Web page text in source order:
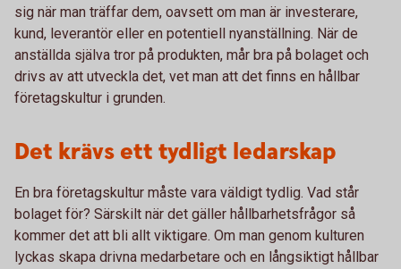
sig när man träffar dem, oavsett om man är investerare,
kund, leverantör eller en potentiell nyanställning. När de
anställda själva tror på produkten, mår bra på bolaget och
drivs av att utveckla det, vet man att det finns en hållbar
företagskultur i grunden.
Det krävs ett tydligt ledarskap
En bra företagskultur måste vara väldigt tydlig. Vad står
bolaget för? Särskilt när det gäller hållbarhetsfrågor så
kommer det att bli allt viktigare. Om man genom kulturen
lyckas skapa drivna medarbetare och en långsiktigt hållbar